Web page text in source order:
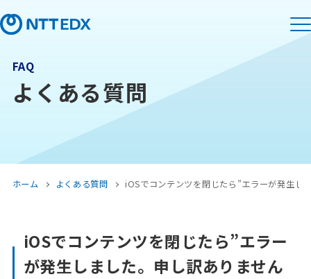
FAQ
よくある質問
ホーム よくある質問 iOSでコンテンツを閉じたら”エラーが発生し
iOSでコンテンツを閉じたら”エラー
が発生しました。申し訳ありません